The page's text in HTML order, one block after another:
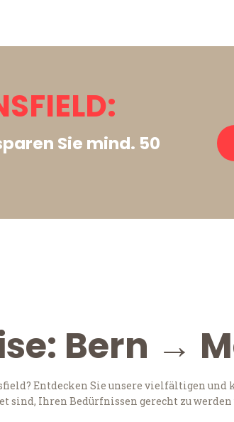
Sie mind. 50
Bern →
Entdecken Sie unsere vielfältigen
Ihren Bedürfnissen gerecht zu